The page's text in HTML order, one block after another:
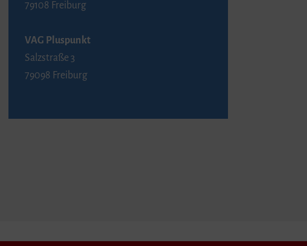
79108 Freiburg
VAG Pluspunkt
Salzstraße 3
79098 Freiburg